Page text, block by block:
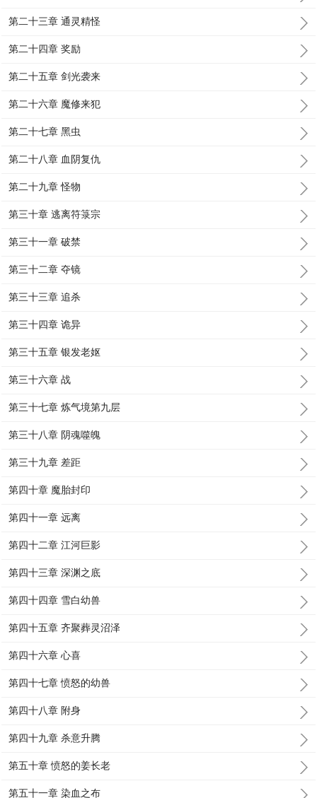
第二十三章 通灵精怪
第二十四章 奖励
第二十五章 剑光袭来
第二十六章 魔修来犯
第二十七章 黑虫
第二十八章 血阴复仇
第二十九章 怪物
第三十章 逃离符箓宗
第三十一章 破禁
第三十二章 夺镜
第三十三章 追杀
第三十四章 诡异
第三十五章 银发老妪
第三十六章 战
第三十七章 炼气境第九层
第三十八章 阴魂噬魄
第三十九章 差距
第四十章 魔胎封印
第四十一章 远离
第四十二章 江河巨影
第四十三章 深渊之底
第四十四章 雪白幼兽
第四十五章 齐聚葬灵沼泽
第四十六章 心喜
第四十七章 愤怒的幼兽
第四十八章 附身
第四十九章 杀意升腾
第五十章 愤怒的姜长老
第五十一章 染血之布